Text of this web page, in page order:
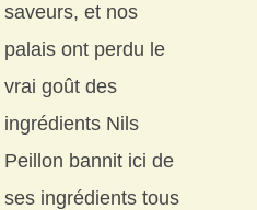
saveurs, et nos
palais ont perdu le
vrai goût des
ingrédients Nils
Peillon bannit ici de
ses ingrédients tous